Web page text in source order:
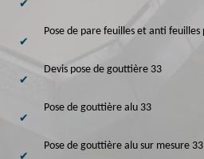
Pose de pare feuilles et anti
Devis pose de gouttière 33
Pose de gouttière alu 33
Pose de gouttière alu sur mesure 33